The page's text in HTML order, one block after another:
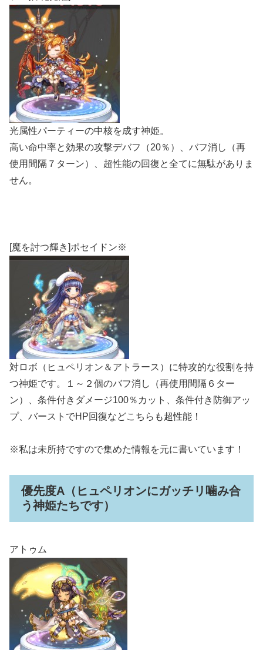
光属性パーティーの中核を成す神姫。
高い命中率と効果の攻撃デバフ（20％）、バフ消し（再
使用間隔７ターン）、超性能の回復と全てに無駄がありま
せん。
[魔を討つ輝き]ポセイドン※
対ロボ（ヒュペリオン＆アトラース）に特攻的な役割を持
つ神姫です。１～２個のバフ消し（再使用間隔６ター
ン）、条件付きダメージ100％カット、条件付き防御アッ
プ、バーストでHP回復などこちらも超性能！
※私は未所持ですので集めた情報を元に書いています！
優先度A（ヒュペリオンにガッチリ噛み合
う神姫たちです）
アトゥム